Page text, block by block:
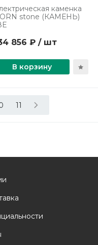
каменка
stone (КАМЕНЬ)
856 ₽ / шт
В корзину
11